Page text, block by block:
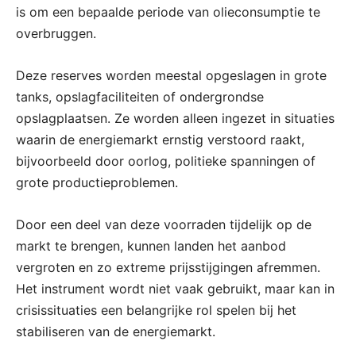
is om een bepaalde periode van olieconsumptie te
overbruggen.
Deze reserves worden meestal opgeslagen in grote
tanks, opslagfaciliteiten of ondergrondse
opslagplaatsen. Ze worden alleen ingezet in situaties
waarin de energiemarkt ernstig verstoord raakt,
bijvoorbeeld door oorlog, politieke spanningen of
grote productieproblemen.
Door een deel van deze voorraden tijdelijk op de
markt te brengen, kunnen landen het aanbod
vergroten en zo extreme prijsstijgingen afremmen.
Het instrument wordt niet vaak gebruikt, maar kan in
crisissituaties een belangrijke rol spelen bij het
stabiliseren van de energiemarkt.